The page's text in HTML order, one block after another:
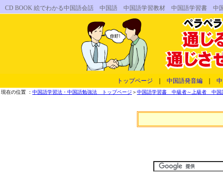
CD BOOK 絵でわかる中国語会話 中国語 中国語学習教材 中国語学習書
トップページ 中国語発音編
現在の位置 ： 中国語学習法・中国語勉強法 トップページ ＞中国語学習書 中級者～上級者 中国